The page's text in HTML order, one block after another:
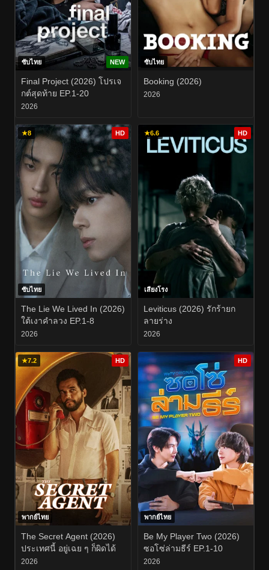
ซับไทย NEW
Final Project (2026) โปรเจ
กต์สุดท้าย EP.1-20
2026
ซับไทย
Booking (2026)
2026
★8 HD
ซับไทย
The Lie We Lived In (2026)
ใต้เงาคำลวง EP.1-8
2026
★6.6 HD
เสียงโรง
Leviticus (2026) รักร้ายก
ลายร่าง
2026
★7.2 HD
พากย์ไทย
The Secret Agent (2026)
ประเทศนี้ อยู่เฉย ๆ ก็ผิดได้
2026
HD
พากย์ไทย
Be My Player Two (2026)
ซอโซ่ล่ามธีร์ EP.1-10
2026